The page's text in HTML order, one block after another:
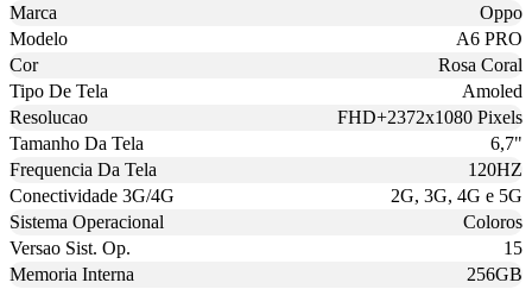
Marca
Oppo
Modelo
A6 PRO
Cor
Rosa Coral
Tipo De Tela
Amoled
Resolucao
FHD+2372x1080 Pixels
Tamanho Da Tela
6,7"
Frequencia Da Tela
120HZ
Conectividade 3G/4G
2G, 3G, 4G e 5G
Sistema Operacional
Coloros
Versao Sist. Op.
15
Memoria Interna
256GB